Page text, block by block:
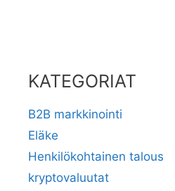
KATEGORIAT
B2B markkinointi
Eläke
Henkilökohtainen talous
kryptovaluutat